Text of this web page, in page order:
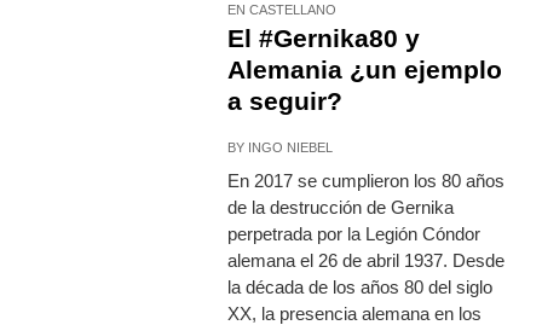
EN CASTELLANO
El #Gernika80 y
Alemania ¿un ejemplo
a seguir?
BY INGO NIEBEL
En 2017 se cumplieron los 80 años
de la destrucción de Gernika
perpetrada por la Legión Cóndor
alemana el 26 de abril 1937. Desde
la década de los años 80 del siglo
XX, la presencia alemana en los